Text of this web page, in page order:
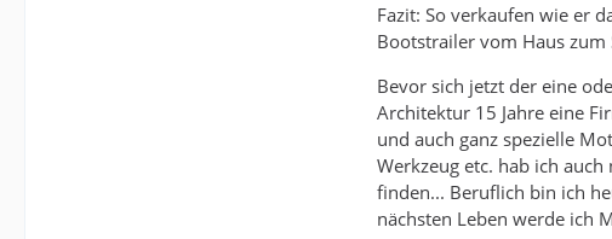
Fazit: So verkaufen wie er
Bootstrailer vom Haus zum
Bevor sich jetzt der eine
Architektur 15 Jahre eine
und auch ganz spezielle
Werkzeug etc. hab ich
finden... Beruflich bin ich
nächsten Leben werde ich